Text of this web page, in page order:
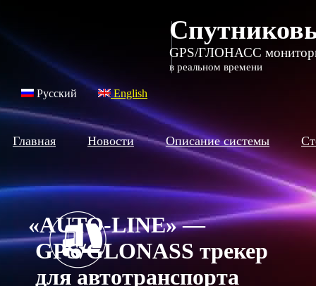
Русский English
GPS/ГЛОНАСС
в реальном времени
Главная Новости Описание системы
«AUTO-LINE» —
GPS/GLONASS трекер
для автотранспорта